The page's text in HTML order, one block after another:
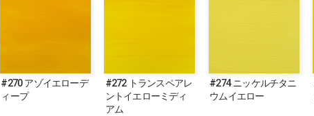
#270 アゾイエローデ
ィープ
#272 トランスペアレ
ントイエローミディ
アム
#274 ニッケルチタニ
ウムイエロー